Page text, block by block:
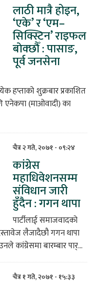
लाठी मात्रै होइन,
‘एके’ र ‘एम–
सिक्स्टिन’ राइफल
बाेक्छाैँ : पासाङ,
पूर्व जनसेना
हप्ताको शुक्रबार प्रकाशित
एनेकपा (माओवादी) का
चैत्र २ गते, २०७१ - ०९:२४
कांग्रेस
महाधिवेशनसम्म
संविधान जारी
हुँदैन : गगन थापा
पार्टीलाई समाजवादको
लैजादैछौ गगन थापा
कांग्रेसमा बारम्बार पार्...
चैत्र १ गते, २०७१ - १५:३३